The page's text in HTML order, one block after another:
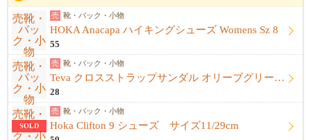
売 靴・バック・小物
HOKA Anacapa ハイキングシューズ Womens Sz 8
55
売 靴・バック・小物
Teva クロスストラップサンダル オリーブグリーン Mens Sz 11
28
SOLD
売 靴・バック・小物
Hoka Clifton 9 シューズ サイズ11/29cm